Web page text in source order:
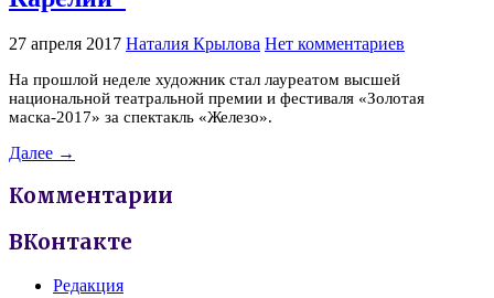
27 апреля 2017 Наталия Крылова Нет комментариев
На прошлой неделе художник стал лауреатом высшей
национальной театральной премии и фестиваля «Золотая
маска-2017» за спектакль «Железо».
Далее →
Комментарии
ВКонтакте
Редакция